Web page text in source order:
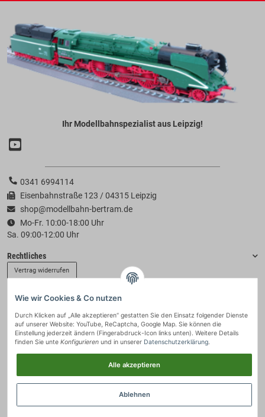
Ihr Modellbahnspezialist aus Leipzig!
0341 6994114
Eisenbahnstraße 123 / 04315 Leipzig
shop@modellbahn-bertram.de
Mo-Fr. 10:00-18:00 Uhr
Sa. 09:00-12:00 Uhr
Rechtliches
Vertrag widerrufen
Zahlung & Versand
Wie wir Cookies & Co nutzen
Durch Klicken auf „Alle akzeptieren“ gestatten Sie den Einsatz folgender Dienste
auf unserer Website: YouTube, ReCaptcha, Google Map. Sie können die
Einstellung jederzeit ändern (Fingerabdruck-Icon links unten). Weitere Details
finden Sie unte Konfigurieren und in unserer Datenschutzerklärung.
Alle akzeptieren
Ablehnen